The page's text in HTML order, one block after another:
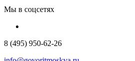
Мы в соцсетях
8 (495) 950-62-26